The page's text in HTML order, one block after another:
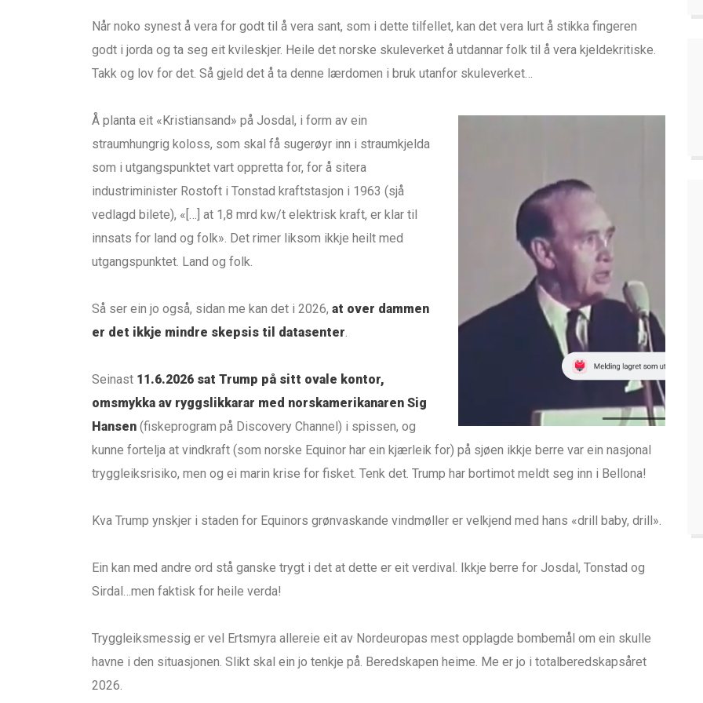
Når noko synest å vera for godt til å vera sant, som i dette tilfellet, kan det vera lurt å stikka fingeren
godt i jorda og ta seg eit kvileskjer. Heile det norske skuleverket å utdannar folk til å vera kjeldekritiske.
Takk og lov for det. Så gjeld det å ta denne lærdomen i bruk utanfor skuleverket…
Å planta eit «Kristiansand» på Josdal, i form av ein
straumhungrig koloss, som skal få sugerøyr inn i straumkjelda
som i utgangspunktet vart oppretta for, for å sitera
industriminister Rostoft i Tonstad kraftstasjon i 1963 (sjå
vedlagd bilete), «[…] at 1,8 mrd kw/t elektrisk kraft, er klar til
innsats for land og folk». Det rimer liksom ikkje heilt med
utgangspunktet. Land og folk.
Så ser ein jo også, sidan me kan det i 2026, at over dammen
er det ikkje mindre skepsis til datasenter.
Seinast 11.6.2026 sat Trump på sitt ovale kontor,
omsmykka av ryggslikkarar med norskamerikanaren Sig
Hansen (fiskeprogram på Discovery Channel) i spissen, og
kunne fortelja at vindkraft (som norske Equinor har ein kjærleik for) på sjøen ikkje berre var ein nasjonal
tryggleiksrisiko, men og ei marin krise for fisket. Tenk det. Trump har bortimot meldt seg inn i Bellona!
Kva Trump ynskjer i staden for Equinors grønvaskande vindmøller er velkjend med hans «drill baby, drill».
Ein kan med andre ord stå ganske trygt i det at dette er eit verdival. Ikkje berre for Josdal, Tonstad og
Sirdal…men faktisk for heile verda!
Tryggleiksmessig er vel Ertsmyra allereie eit av Nordeuropas mest opplagde bombemål om ein skulle
havne i den situasjonen. Slikt skal ein jo tenkje på. Beredskapen heime. Me er jo i totalberedskapsåret
2026.